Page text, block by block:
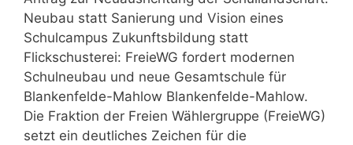
Neubau statt Sanierung und Vision eines
Schulcampus Zukunftsbildung statt
Flickschusterei: FreieWG fordert modernen
Schulneubau und neue Gesamtschule für
Blankenfelde-Mahlow Blankenfelde-Mahlow.
Die Fraktion der Freien Wählergruppe (FreieWG)
setzt ein deutliches Zeichen für die